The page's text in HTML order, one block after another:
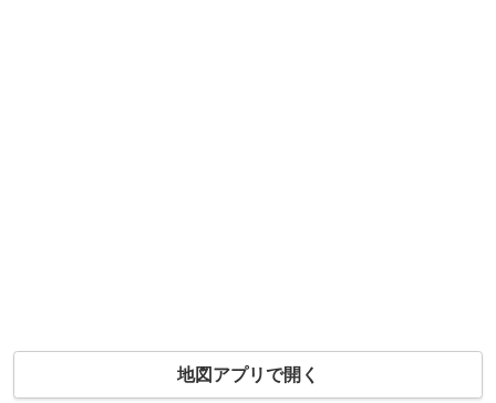
地図アプリで開く